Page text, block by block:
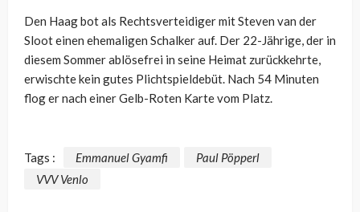
Den Haag bot als Rechtsverteidiger mit Steven van der
Sloot einen ehemaligen Schalker auf. Der 22-Jährige, der in
diesem Sommer ablösefrei in seine Heimat zurückkehrte,
erwischte kein gutes Plichtspieldebüt. Nach 54 Minuten
flog er nach einer Gelb-Roten Karte vom Platz.
Tags : Emmanuel Gyamfi
Paul Pöpperl
VVV Venlo